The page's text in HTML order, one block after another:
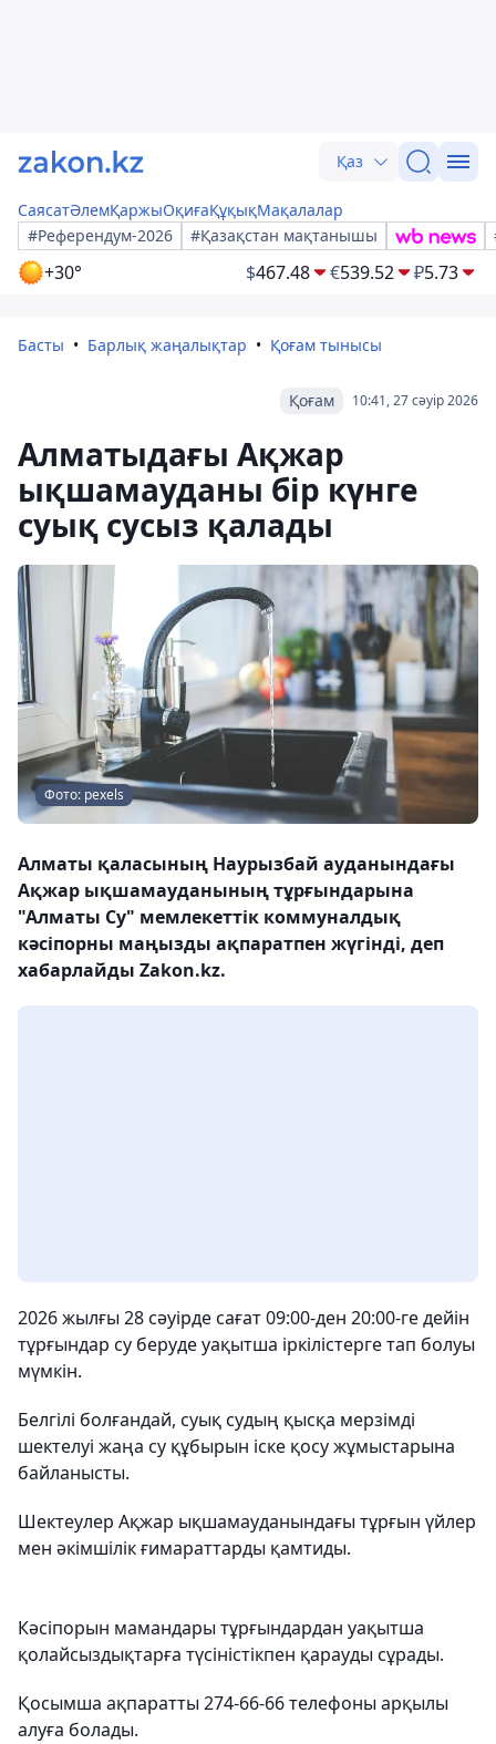
Қаз
СаясатӘлемҚаржыОқиғаҚұқықМақалалар
#Референдум-2026
#Қазақстан мақтанышы
+30° $467.48 €539.52 ₽5.73
Басты Барлық жаңалықтар Қоғам тынысы
10:41, 27 сәуір 2026
Қоғам
Алматыдағы Ақжар
ықшамауданы бір күнге
суық сусыз қалады
Фото: pexels
Алматы қаласының Наурызбай ауданындағы
Ақжар ықшамауданының тұрғындарына
"Алматы Су" мемлекеттік коммуналдық
кәсіпорны маңызды ақпаратпен жүгінді, деп
хабарлайды Zakon.kz.
2026 жылғы 28 сәуірде сағат 09:00-ден 20:00-ге дейін
тұрғындар су беруде уақытша іркілістерге тап болуы
мүмкін.
Белгілі болғандай, суық судың қысқа мерзімді
шектелуі жаңа су құбырын іске қосу жұмыстарына
байланысты.
Шектеулер Ақжар ықшамауданындағы тұрғын үйлер
мен әкімшілік ғимараттарды қамтиды.
Кәсіпорын мамандары тұрғындардан уақытша
қолайсыздықтарға түсіністікпен қарауды сұрады.
Қосымша ақпаратты 274-66-66 телефоны арқылы
алуға болады.